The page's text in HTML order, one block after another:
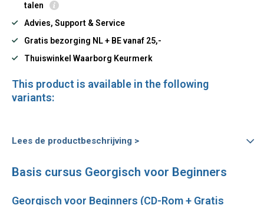
talen
Advies, Support & Service
Gratis bezorging NL + BE vanaf 25,-
Thuiswinkel Waarborg Keurmerk
This product is available in the following
variants:
Lees de productbeschrijving >
Basis cursus Georgisch voor Beginners
Georgisch voor Beginners (CD-Rom + Gratis